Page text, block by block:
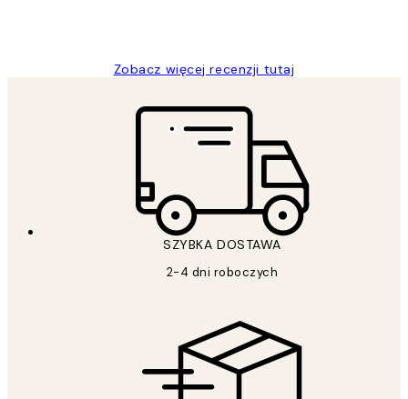
Zobacz więcej recenzji tutaj
SZYBKA DOSTAWA
2-4 dni roboczych